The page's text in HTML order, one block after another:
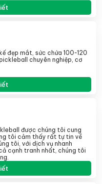
đẹp mắt, sức chứa 100-120
chuyên nghiệp, cơ
được chúng tôi cung
tôi cảm thấy rất tự tin về
tôi, với dịch vụ nhanh
cạnh tranh nhất, chúng tôi